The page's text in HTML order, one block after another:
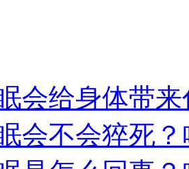
会给身体带
会不会猝死